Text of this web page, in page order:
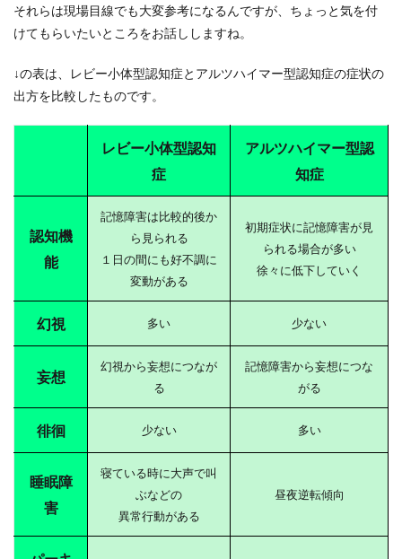
それらは現場目線でも大変参考になるんですが、ちょっと気を付
けてもらいたいところをお話ししますね。
↓の表は、レビー小体型認知症とアルツハイマー型認知症の症状の
出方を比較したものです。
レビー小体型認知
症
アルツハイマー型認
知症
認知機
能
記憶障害は比較的後か
ら見られる
１日の間にも好不調に
変動がある
初期症状に記憶障害が見
られる場合が多い
徐々に低下していく
幻視 多い 少ない
妄想
幻視から妄想につなが
る
記憶障害から妄想につな
がる
徘徊 少ない 多い
睡眠障
害
寝ている時に大声で叫
ぶなどの
異常行動がある
昼夜逆転傾向